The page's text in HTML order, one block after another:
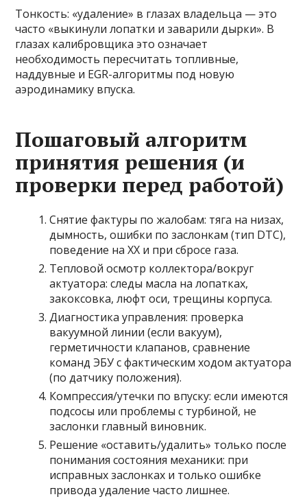
Тонкость: «удаление» в глазах владельца — это
часто «выкинули лопатки и заварили дырки». В
глазах калибровщика это означает
необходимость пересчитать топливные,
наддувные и EGR-алгоритмы под новую
аэродинамику впуска.
Пошаговый алгоритм
принятия решения (и
проверки перед работой)
Снятие фактуры по жалобам: тяга на низах,
дымность, ошибки по заслонкам (тип DTC),
поведение на ХХ и при сбросе газа.
Тепловой осмотр коллектора/вокруг
актуатора: следы масла на лопатках,
закоксовка, люфт оси, трещины корпуса.
Диагностика управления: проверка
вакуумной линии (если вакуум),
герметичности клапанов, сравнение
команд ЭБУ с фактическим ходом актуатора
(по датчику положения).
Компрессия/утечки по впуску: если имеются
подсосы или проблемы с турбиной, не
заслонки главный виновник.
Решение «оставить/удалить» только после
понимания состояния механики: при
исправных заслонках и только ошибке
привода удаление часто лишнее.